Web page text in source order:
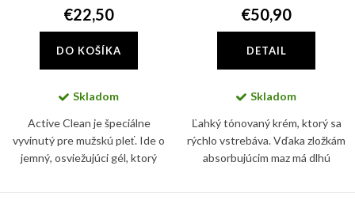
€22,50
DO KOŠÍKA
Skladom
Active Clean je špeciálne
vyvinutý pre mužskú pleť. Ide o
jemný, osviežujúci gél, ktorý
€50,90
DETAIL
Skladom
Ľahký tónovaný krém, ktorý sa
rýchlo vstrebáva. Vďaka zložkám
absorbujúcim maz má dlhú